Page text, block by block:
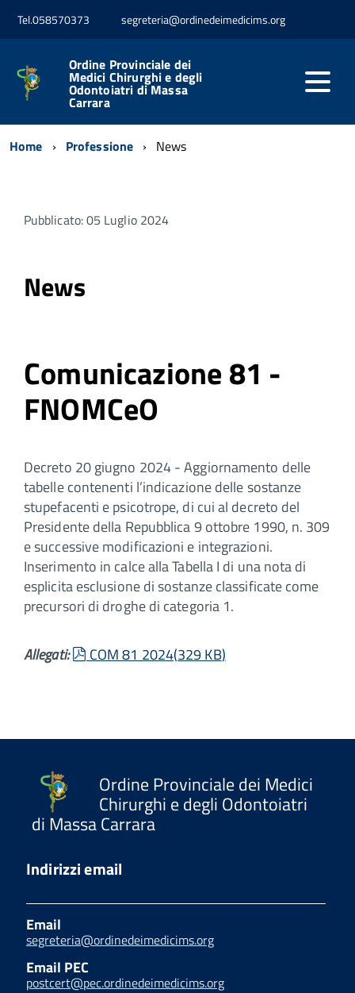
Tel.058570373 segreteria@ordinedeimedicims.org
Ordine Provinciale dei
Medici Chirurghi e degli
Odontoiatri di Massa
Carrara
Home Professione News
Pubblicato: 05 Luglio 2024
News
Comunicazione 81 -
FNOMCeO
Decreto 20 giugno 2024 - Aggiornamento delle
tabelle contenenti l’indicazione delle sostanze
stupefacenti e psicotrope, di cui al decreto del
Presidente della Repubblica 9 ottobre 1990, n. 309
e successive modificazioni e integrazioni.
Inserimento in calce alla Tabella I di una nota di
esplicita esclusione di sostanze classificate come
precursori di droghe di categoria 1.
Allegati: pdf
COM 81 2024(329 KB)
Ordine Provinciale dei Medici
Chirurghi e degli Odontoiatri
di Massa Carrara
Indirizzi email
Email
segreteria@ordinedeimedicims.org
Email PEC
postcert@pec.ordinedeimedicims.org